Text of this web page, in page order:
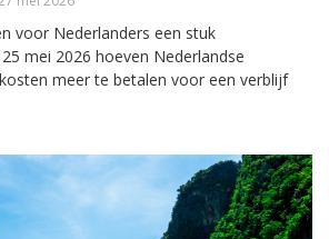
voor Nederlanders een stuk
mei 2026 hoeven Nederlandse
meer te betalen voor een verblijf